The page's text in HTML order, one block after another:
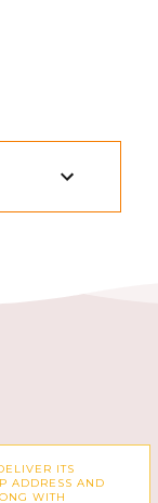
ITS
ADDRESS AND
WITH